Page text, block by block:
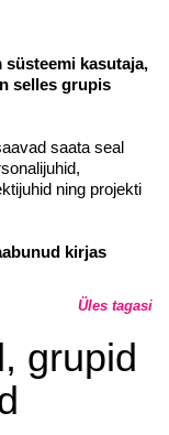
süsteemi kasutaja,
selles grupis
saata seal
ning projekti
kirjas
Üles tagasi
grupid